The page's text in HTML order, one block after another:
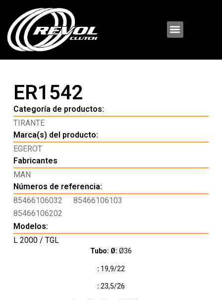
ER1542
Categoría de productos:
TIRANTE
Marca(s) del producto:
EGEROT
Fabricantes
MAN
Números de referencia:
85466106032
85466106103
85466106202
Modelos:
L 2000 / TGL
Tubo: Ø: Ø36
: 19,9/22
: 23,5/26